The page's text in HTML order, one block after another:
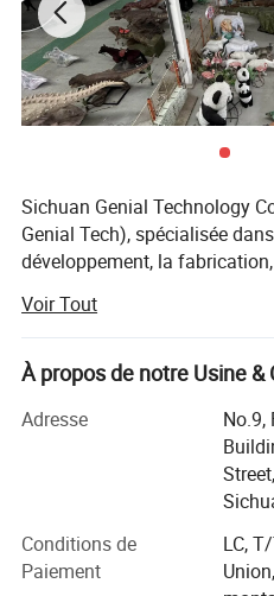
Sichuan Genial Technology
Genial Tech), spécialisée
développement, la
produits peuvent être divisés
nos produits, produits de
lanternes de festival, y
métal, sculptures en ciment,
sculptures en herbe
champ d'excavation enterré,
sont largement utilisés dans
les parcs à thème, etc.
Nous sommes entrés sur le
Voir Tout
À propos de notre Usine
Adresse
No.9,
Conditions de
Paiement
LC,